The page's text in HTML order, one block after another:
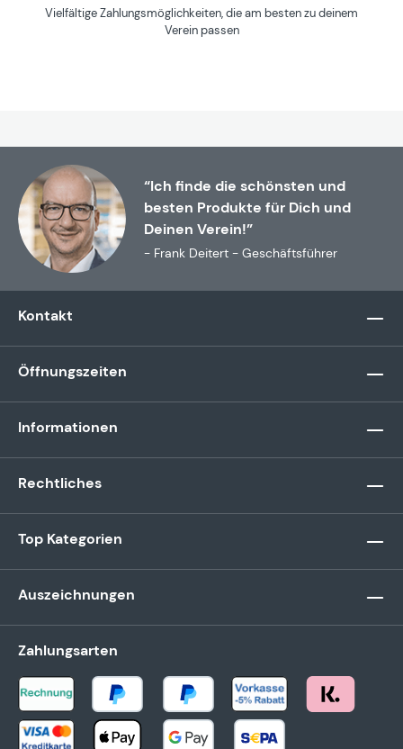
Vielfältige Zahlungsmöglichkeiten, die am besten zu deinem
Verein passen
“Ich finde die schönsten und
besten Produkte für Dich und
Deinen Verein!”
- Frank Deitert - Geschäftsführer
Kontakt
Öffnungszeiten
Informationen
Rechtliches
Top Kategorien
Auszeichnungen
Zahlungsarten